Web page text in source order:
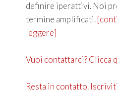
definire iperattivi. Noi
termine amplificati.
leggere]
Vuoi contattarci? Clicca
Resta in contatto.